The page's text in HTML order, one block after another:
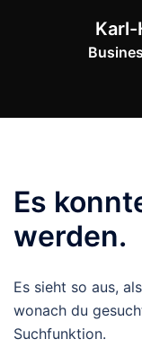
Es
werden.
Es sieht so aus,
wonach du
Suchfunktion.